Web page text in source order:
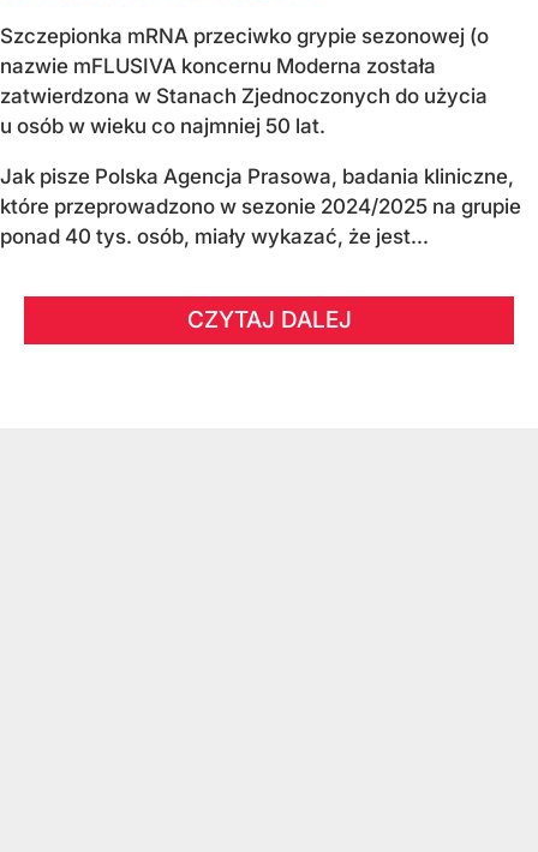
Szczepionka mRNA przeciwko grypie sezonowej (o
nazwie mFLUSIVA koncernu Moderna została
zatwierdzona w Stanach Zjednoczonych do użycia
u osób w wieku co najmniej 50 lat.
Jak pisze Polska Agencja Prasowa, badania kliniczne,
które przeprowadzono w sezonie 2024/2025 na grupie
ponad 40 tys. osób, miały wykazać, że jest...
CZYTAJ DALEJ